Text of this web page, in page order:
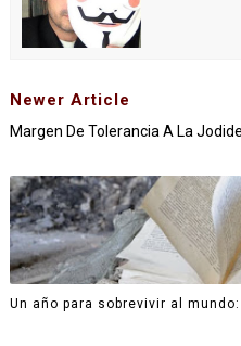
Newer Article
Margen De Tolerancia A La
Un año para sobrevivir al